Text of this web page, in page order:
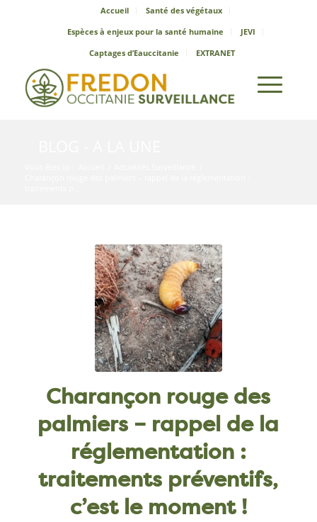
Accueil
Santé des végétaux
Espèces à enjeux pour la santé humaine
JEVI
Captages d’Eauccitanie
EXTRANET
Charançon rouge des
palmiers – rappel de la
réglementation :
traitements préventifs,
c’est le moment !